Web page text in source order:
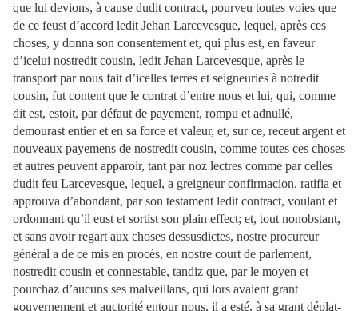
que lui devions, à cause dudit contract, pourveu toutes voies que
de ce feust d’accord ledit Jehan Larcevesque, lequel, après ces
choses, y donna son consentement et, qui plus est, en faveur
d’icelui nostredit cousin, ledit Jehan Larcevesque, après le
transport par nous fait d’icelles terres et seigneuries à notredit
cousin, fut content que le contrat d’entre nous et lui, qui, comme
dit est, estoit, par défaut de payement, rompu et adnullé,
demourast entier et en sa force et valeur, et, sur ce, receut argent et
nouveaux payemens de nostredit cousin, comme toutes ces choses
et autres peuvent apparoir, tant par noz lectres comme par celles
dudit feu Larcevesque, lequel, a greigneur confirmacion, ratifia et
approuva d’abondant, par son testament ledit contract, voulant et
ordonnant qu’il eust et sortist son plain effect; et, tout nonobstant,
et sans avoir regart aux choses dessusdictes, nostre procureur
général a de ce mis en procès, en nostre court de parlement,
nostredit cousin et connestable, tandiz que, par le moyen et
pourchaz d’aucuns ses malveillans, qui lors avaient grant
gouvernement et auctorité entour nous, il a esté, à sa grant déplat-